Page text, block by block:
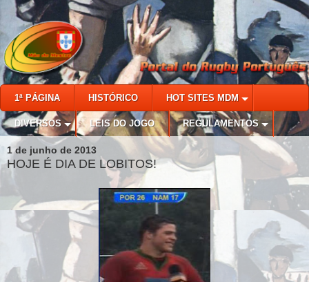
1ª PÁGINA HISTÓRICO HOT SITES MDM
DIVERSOS LEIS DO JOGO REGULAMENTOS
1 de junho de 2013
HOJE É DIA DE LOBITOS!